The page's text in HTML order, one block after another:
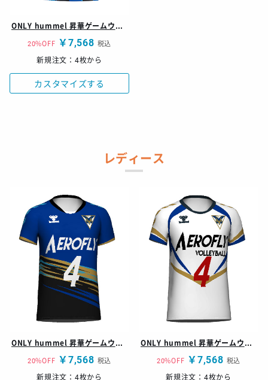
ONLY hummel 昇華ゲームウェア シャツ
20%OFF ￥7,568 税込
新規注文：4枚から
カスタマイズする
レディース
ONLY hummel 昇華ゲームウェア レディースシャツ
20%OFF ￥7,568 税込
新規注文：4枚から
ONLY hummel 昇華ゲームウェア レディースシャツ
20%OFF ￥7,568 税込
新規注文：4枚から